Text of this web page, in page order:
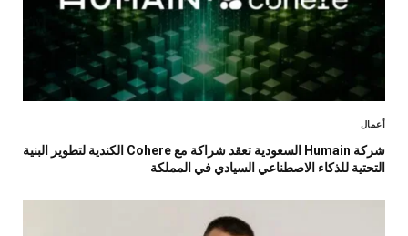
أعمال
شركة Humain السعودية تعقد شراكة مع Cohere الكندية لتطوير البنية
التحتية للذكاء الاصطناعي السيادي في المملكة